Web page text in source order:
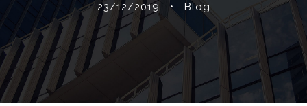
23/12/2019 • Blog